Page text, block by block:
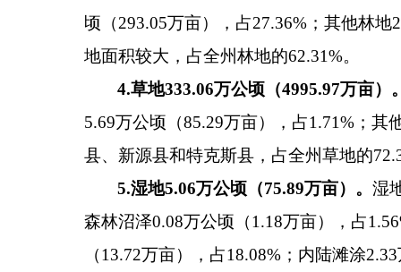
顷（293.05万亩），占27.36%；其他林
地面积较大，占全州林地的62.31%。
4.草地333.06万公顷（4995.97万亩）
5.69万公顷（85.29万亩），占1.71%；
县、新源县和特克斯县，占全州草地的
5.湿地5.06万公顷（75.89万亩）。湿
森林沼泽0.08万公顷（1.18万亩），占
（13.72万亩），占18.08%；内陆滩涂